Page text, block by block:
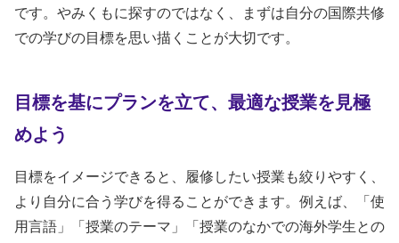
です。やみくもに探すのではなく、まずは自分の国際共修
での学びの目標を思い描くことが大切です。
目標を基にプランを立て、最適な授業を見極
めよう
目標をイメージできると、履修したい授業も絞りやすく、
より自分に合う学びを得ることができます。例えば、「使
用言語」「授業のテーマ」「授業のなかでの海外学生との